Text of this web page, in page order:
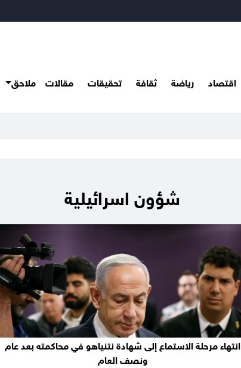
اقتصاد رياضة ثقافة تحقيقات مقالات ملاحق
شؤون اسرائيلية
انتهاء مرحلة الاستماع إلى شهادة نتنياهو في محاكمته بعد عام
ونصف العام